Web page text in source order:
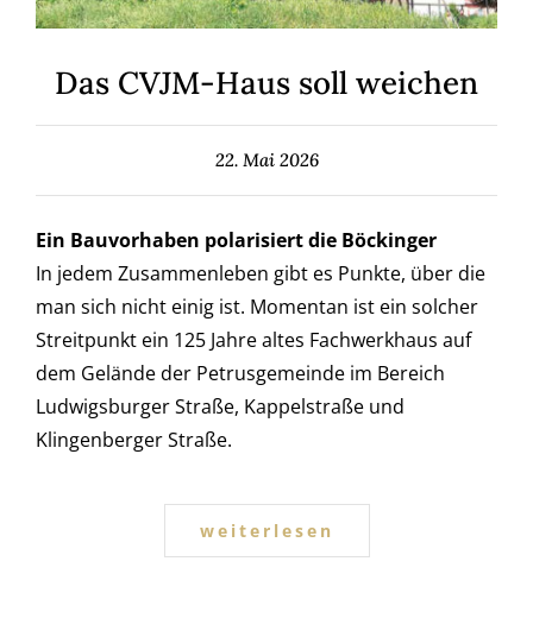
Das CVJM-Haus soll weichen
22. Mai 2026
Ein Bauvorhaben polarisiert die Böckinger
In jedem Zusammenleben gibt es Punkte, über die
man sich nicht einig ist. Momentan ist ein solcher
Streitpunkt ein 125 Jahre altes Fachwerkhaus auf
dem Gelände der Petrusgemeinde im Bereich
Ludwigsburger Straße, Kappelstraße und
Klingenberger Straße.
weiterlesen